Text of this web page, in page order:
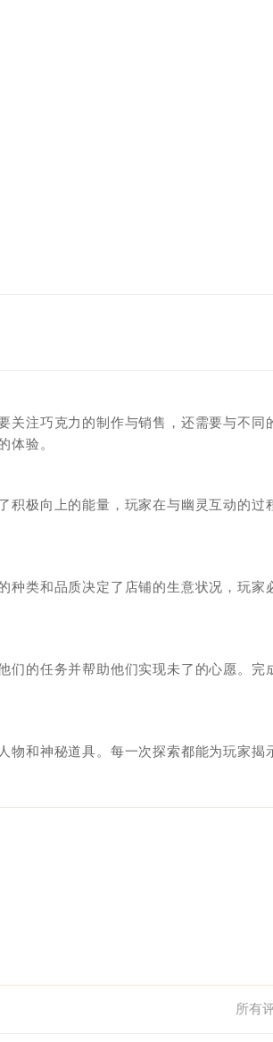
关注巧克力的制作与销售，还需要与不同
体验。
极向上的能量，玩家在与幽灵互动的过
种类和品质决定了店铺的生意状况，玩家
们的任务并帮助他们实现未了的心愿。完
物和神秘道具。每一次探索都能为玩家揭
所有